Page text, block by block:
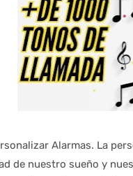
Alarmas. La
de nuestro sueño y